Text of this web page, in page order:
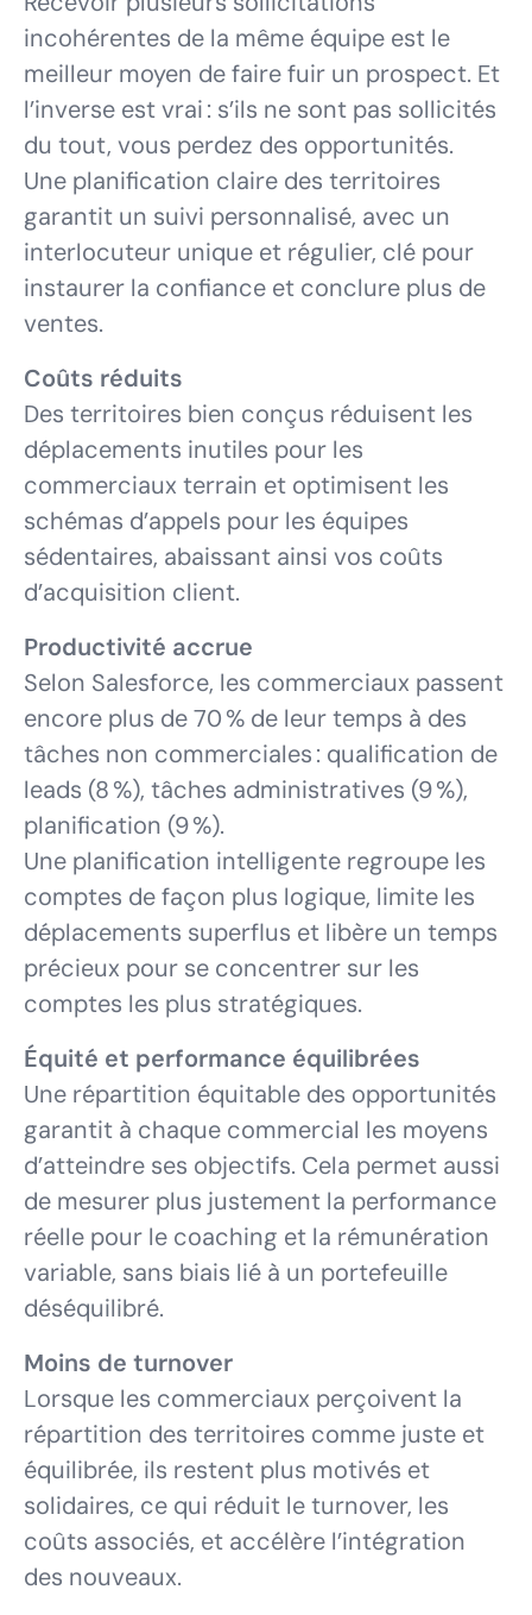
incohérentes de la même équipe est le
meilleur moyen de faire fuir un prospect. Et
l’inverse est vrai : s’ils ne sont pas sollicités
du tout, vous perdez des opportunités.
Une planification claire des territoires
garantit un suivi personnalisé, avec un
interlocuteur unique et régulier, clé pour
instaurer la confiance et conclure plus de
ventes.
Coûts réduits
Des territoires bien conçus réduisent les
déplacements inutiles pour les
commerciaux terrain et optimisent les
schémas d’appels pour les équipes
sédentaires, abaissant ainsi vos coûts
d’acquisition client.
Productivité accrue
Selon Salesforce, les commerciaux passent
encore plus de 70 % de leur temps à des
tâches non commerciales : qualification de
leads (8 %), tâches administratives (9 %),
planification (9 %).
Une planification intelligente regroupe les
comptes de façon plus logique, limite les
déplacements superflus et libère un temps
précieux pour se concentrer sur les
comptes les plus stratégiques.
Équité et performance équilibrées
Une répartition équitable des opportunités
garantit à chaque commercial les moyens
d’atteindre ses objectifs. Cela permet aussi
de mesurer plus justement la performance
réelle pour le coaching et la rémunération
variable, sans biais lié à un portefeuille
déséquilibré.
Moins de turnover
Lorsque les commerciaux perçoivent la
répartition des territoires comme juste et
équilibrée, ils restent plus motivés et
solidaires, ce qui réduit le turnover, les
coûts associés, et accélère l’intégration
des nouveaux.